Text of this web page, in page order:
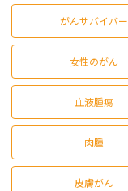
がんサバイバー
女性のがん
血液腫瘍
肉腫
皮膚がん